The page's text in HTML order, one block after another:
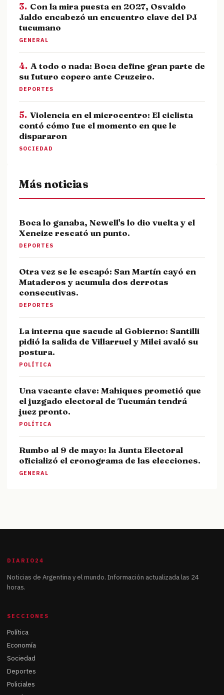
3. Con la mira puesta en 2027, Osvaldo
Jaldo encabezó un encuentro clave del PJ
tucumano
GENERAL
4. A todo o nada: Boca define gran parte de
su futuro copero ante Cruzeiro.
DEPORTES
5. Violencia en el microcentro: El ciclista
contó cómo fue el momento en que le
dispararon
SOCIEDAD
Más noticias
Boca lo ganaba, Newell's lo dio vuelta y el
Xeneize rescató un punto.
DEPORTES
Otra vez se le escapó: San Martín cayó en
Mataderos y acumula dos derrotas
consecutivas.
DEPORTES
La interna que sacude al Gobierno: Santilli
pidió la salida de Villarruel y Milei avaló su
postura.
POLÍTICA
Una vacante clave: Mahiques prometió que
el juzgado electoral de Tucumán tendrá
juez pronto.
POLÍTICA
Rumbo al 9 de mayo: la Junta Electoral
oficializó el cronograma de las elecciones.
GENERAL
DIARIO24
Noticias de Argentina y el mundo. Información actualizada las 24
horas.
SECCIONES
Política
Economía
Sociedad
Deportes
Policiales